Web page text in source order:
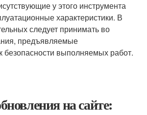
у этого инструмента
характеристики. В
следует принимать во
предъявляемые
безопасности выполняемых работ.
на сайте: